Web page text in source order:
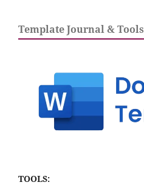
Template Journal & Tools
TOOLS: